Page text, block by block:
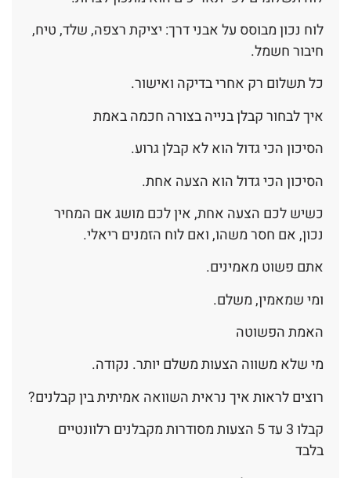
לוח נכון מבוסס על אבני דרך: יציקת רצפה, שלד, טיח,
חיבור חשמל.
כל תשלום רק אחרי בדיקה ואישור.
איך לבחור קבלן בנייה בצורה חכמה באמת
הסיכון הכי גדול הוא לא קבלן גרוע.
הסיכון הכי גדול הוא הצעה אחת.
כשיש לכם הצעה אחת, אין לכם מושג אם המחיר
נכון, אם חסר משהו, ואם לוח הזמנים ריאלי.
אתם פשוט מאמינים.
ומי שמאמין, משלם.
האמת הפשוטה
מי שלא משווה הצעות משלם יותר. נקודה.
רוצים לראות איך נראית השוואה אמיתית בין קבלנים?
קבלו 3 עד 5 הצעות מסודרות מקבלנים רלוונטיים
בלבד